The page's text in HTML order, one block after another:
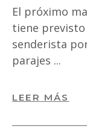
El próximo
tiene
senderista
parajes
LEER MÁS